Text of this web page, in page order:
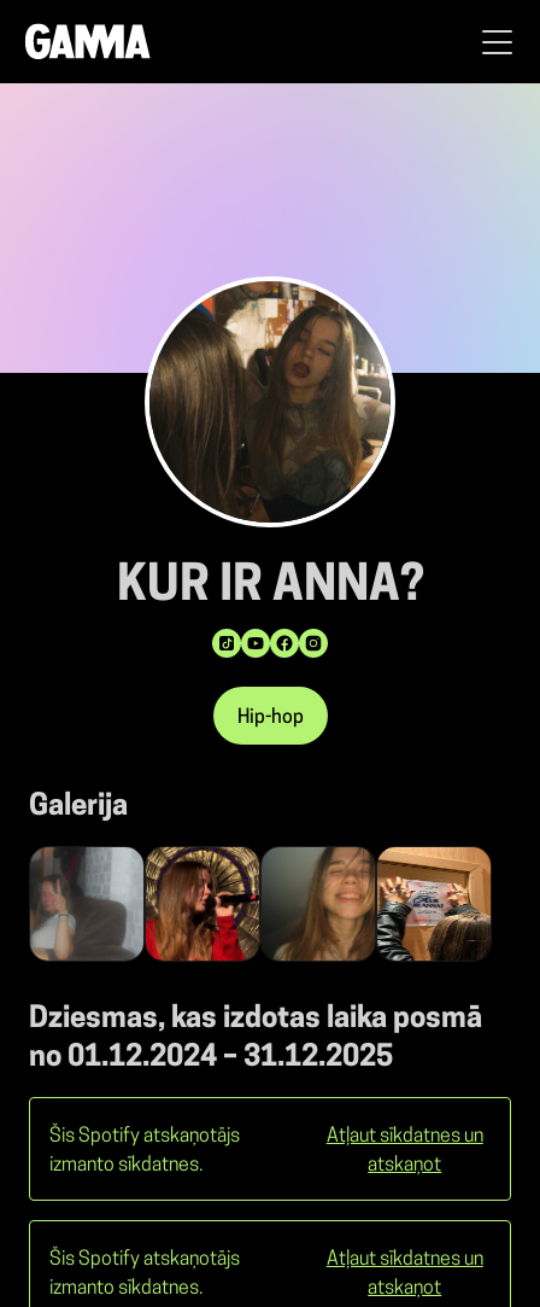
KUR IR ANNA?
Hip-hop
Galerija
Dziesmas, kas izdotas laika posmā
no 01.12.2024 – 31.12.2025
Šis Spotify atskaņotājs
izmanto sīkdatnes.
Atļaut sīkdatnes un
atskaņot
Šis Spotify atskaņotājs
izmanto sīkdatnes.
Atļaut sīkdatnes un
atskaņot